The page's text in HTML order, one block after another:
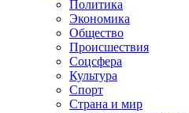
Политика
Экономика
Общество
Происшествия
Соцсфера
Культура
Спорт
Страна и мир